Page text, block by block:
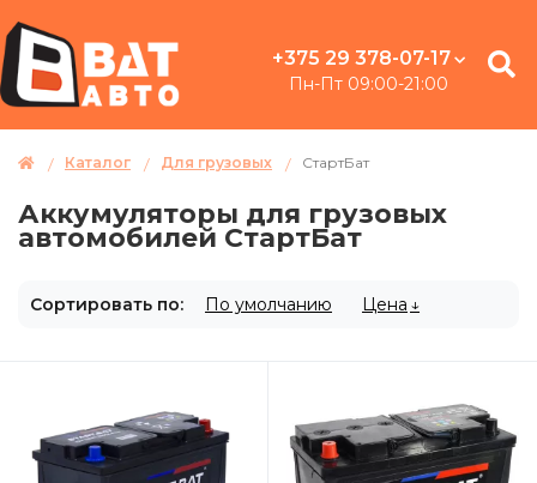
+375 29 378-07-17
Пн-Пт 09:00-21:00
Каталог Для грузовых СтартБат
Аккумуляторы для грузовых
автомобилей СтартБат
Сортировать по: По умолчанию Цена